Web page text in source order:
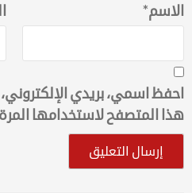
الاسم*
احفظ اسمي، بريدي
هذا المتصفح لاستخدامها